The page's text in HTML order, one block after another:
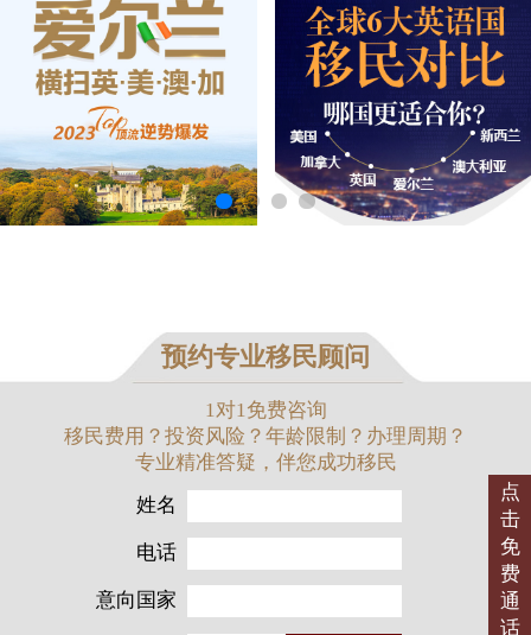
预约专业移民顾问
1对1免费咨询
移民费用？投资风险？年龄限制？办理周期？
专业精准答疑，伴您成功移民
姓名
电话
意向国家
点
击
免
费
通
话